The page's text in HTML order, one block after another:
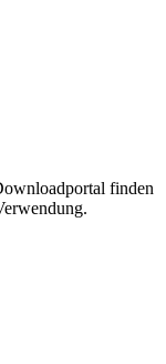
finden